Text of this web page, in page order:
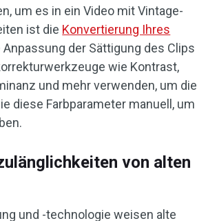
um es in ein Video mit Vintage-
ist die Konvertierung Ihres
Anpassung der Sättigung des Clips
wie Kontrast,
und mehr verwenden, um die
diese Farbparameter manuell, um
von alten
und -technologie weisen alte